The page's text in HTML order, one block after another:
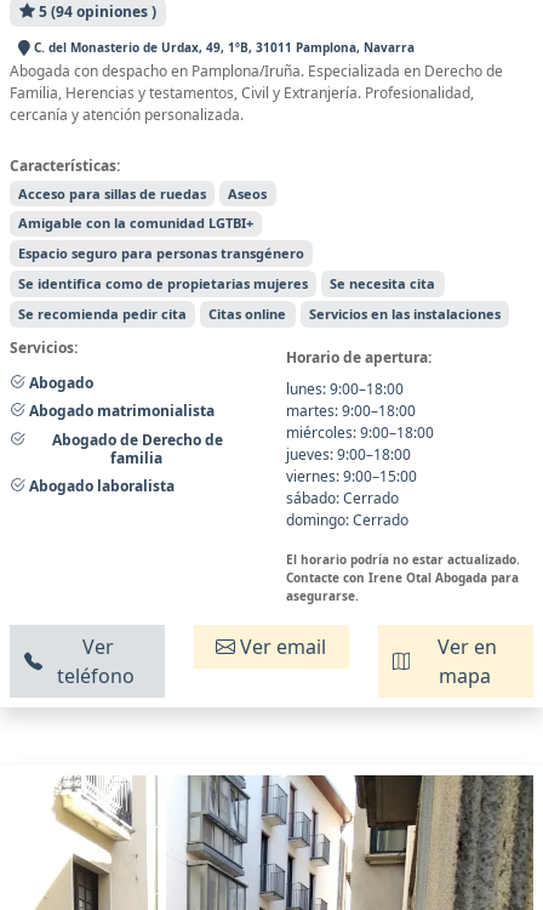
5 (94 opiniones )
C. del Monasterio de Urdax, 49, 1ºB, 31011 Pamplona, Navarra
Abogada con despacho en Pamplona/Iruña. Especializada en Derecho de
Familia, Herencias y testamentos, Civil y Extranjería. Profesionalidad,
cercanía y atención personalizada.
Características:
Acceso para sillas de ruedas
Aseos
Amigable con la comunidad LGTBI+
Espacio seguro para personas transgénero
Se identifica como de propietarias mujeres
Se necesita cita
Se recomienda pedir cita
Citas online Servicios en las instalaciones
Servicios:
Abogado
Abogado matrimonialista
Abogado de Derecho de
familia
Abogado laboralista
Horario de apertura:
lunes: 9:00–18:00
martes: 9:00–18:00
miércoles: 9:00–18:00
jueves: 9:00–18:00
viernes: 9:00–15:00
sábado: Cerrado
domingo: Cerrado
El horario podría no estar actualizado.
Contacte con Irene Otal Abogada para
asegurarse.
Ver
teléfono
Ver email
Ver en
mapa